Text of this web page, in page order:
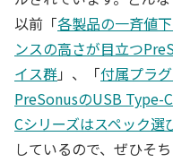
以前「各製品の一斉値
ンスの高さが目立つ
イス群」、「付属プラ
PreSonusのUSB Type-
Cシリーズはスペック選
しているので、ぜひそ